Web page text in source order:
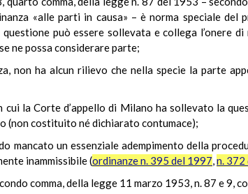
«alle parti in causa» – è norma speciale
può essere sollevata e collega l’onere
ne possa considerare parte;
non ha alcun rilievo che nella specie la parte
cui la Corte d’appello di Milano ha sollevato la
(non costituito né dichiarato contumace);
mancato un essenziale adempimento della
inammissibile (ordinanze n. 395 del 1997,n. 372
comma, della legge 11 marzo 1953, n. 87 e